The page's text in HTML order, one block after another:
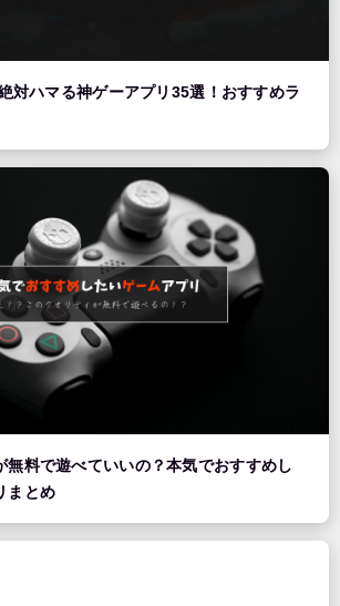
対ハマる神ゲーアプリ35選！おすすめラ
無料で遊べていいの？本気でおすすめし
まとめ